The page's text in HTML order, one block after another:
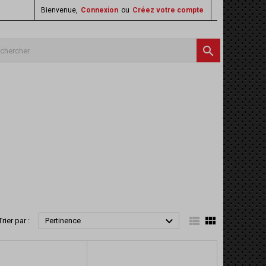
Bienvenue, Connexion ou Créez votre compte

par : Pertinence   